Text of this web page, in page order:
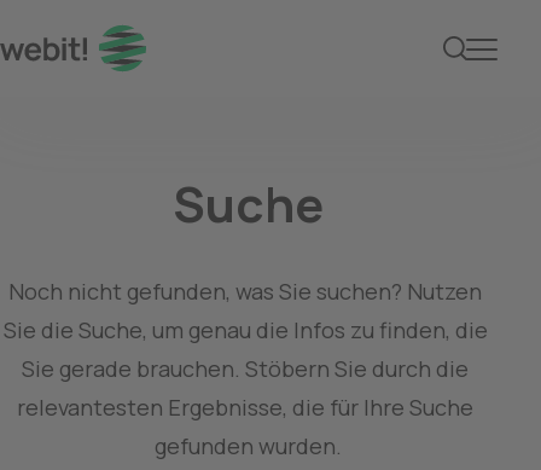
Suche
Noch nicht gefunden, was Sie suchen? Nutzen
Sie die Suche, um genau die Infos zu finden, die
Sie gerade brauchen. Stöbern Sie durch die
relevantesten Ergebnisse, die für Ihre Suche
gefunden wurden.